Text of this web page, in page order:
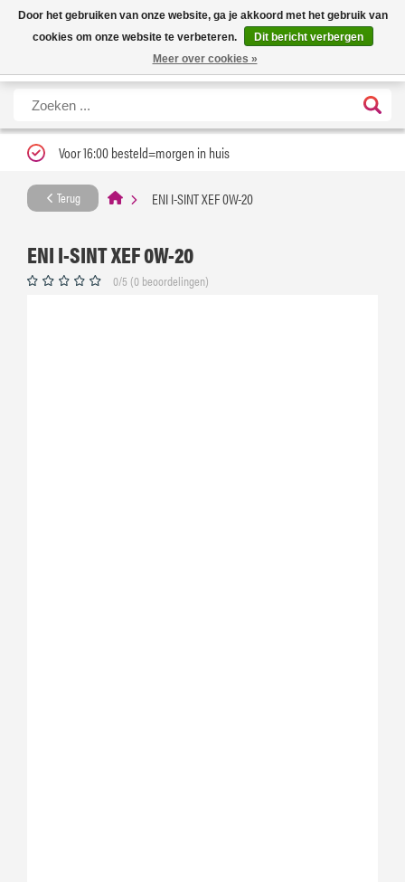
Nieuwe levertijd: 1 tot 3 werkdagen | Nu 25% korting op gehele assortiment
Carfume met kortingscode ''verfrissend''
X
Voor 16:00 besteld=morgen in huis
Terug ENI I-SINT XEF 0W-20
ENI I-SINT XEF 0W-20
0/5 (0 beoordelingen)
Door het gebruiken van onze website, ga je akkoord met het gebruik van
cookies om onze website te verbeteren.
Dit bericht verbergen
Meer over cookies »